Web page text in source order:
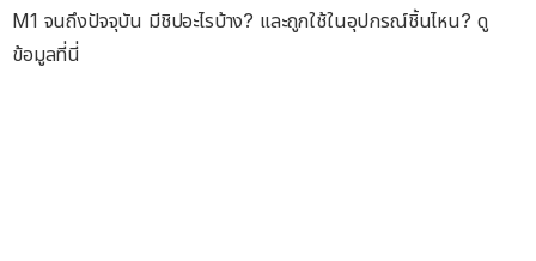
M1 จนถึงปัจจุบัน มีชิปอะไรบ้าง? และถูกใช้ในอุปกรณ์ชิ้นไหน? ดู
ข้อมูลที่นี่